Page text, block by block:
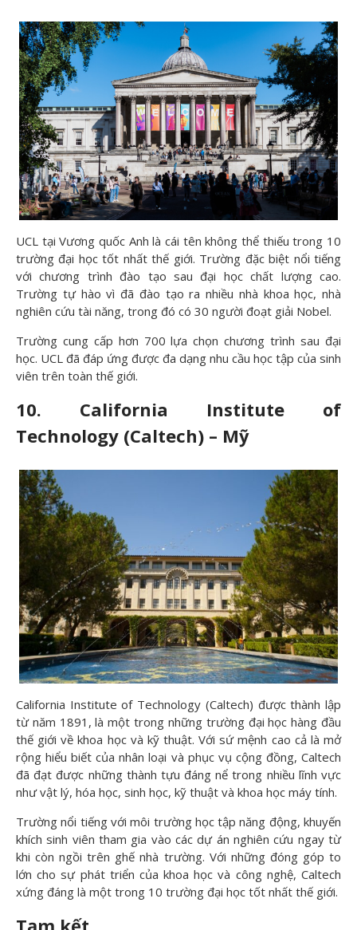
UCL tại Vương quốc Anh là cái tên không thể thiếu trong 10
trường đại học tốt nhất thế giới. Trường đặc biệt nổi tiếng
với chương trình đào tạo sau đại học chất lượng cao.
Trường tự hào vì đã đào tạo ra nhiều nhà khoa học, nhà
nghiên cứu tài năng, trong đó có 30 người đoạt giải Nobel.
Trường cung cấp hơn 700 lựa chọn chương trình sau đại
học. UCL đã đáp ứng được đa dạng nhu cầu học tập của sinh
viên trên toàn thế giới.
10. California Institute of
Technology (Caltech) – Mỹ
California Institute of Technology (Caltech) được thành lập
từ năm 1891, là một trong những trường đại học hàng đầu
thế giới về khoa học và kỹ thuật. Với sứ mệnh cao cả là mở
rộng hiểu biết của nhân loại và phục vụ cộng đồng, Caltech
đã đạt được những thành tựu đáng nể trong nhiều lĩnh vực
như vật lý, hóa học, sinh học, kỹ thuật và khoa học máy tính.
Trường nổi tiếng với môi trường học tập năng động, khuyến
khích sinh viên tham gia vào các dự án nghiên cứu ngay từ
khi còn ngồi trên ghế nhà trường. Với những đóng góp to
lớn cho sự phát triển của khoa học và công nghệ, Caltech
xứng đáng là một trong 10 trường đại học tốt nhất thế giới.